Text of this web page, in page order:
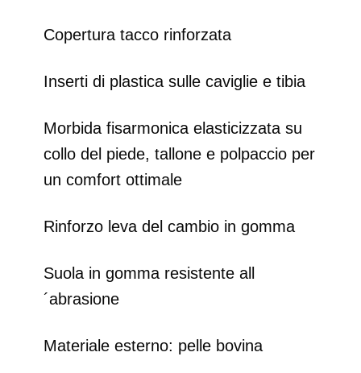
Copertura tacco rinforzata
Inserti di plastica sulle caviglie e tibia
Morbida fisarmonica elasticizzata su
collo del piede, tallone e polpaccio per
un comfort ottimale
Rinforzo leva del cambio in gomma
Suola in gomma resistente all
´abrasione
Materiale esterno: pelle bovina